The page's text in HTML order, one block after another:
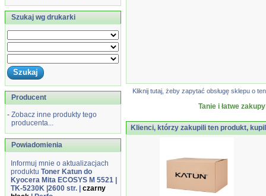
Szukaj wg drukarki
Producent
- Zobacz inne produkty tego
producenta...
Powiadomienia
Informuj mnie o aktualizacjach
produktu Toner Katun do
Kyocera Mita ECOSYS M 5521 |
TK-5230K |2600 str. | czarny
Kliknij tutaj, żeby zapytać obsługę sklepu o
Tanie i łatwe
Klienci, którzy zakupili ten produkt,